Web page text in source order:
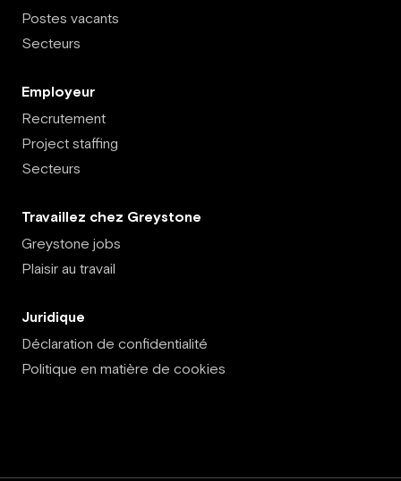
Postes vacants
Secteurs
Employeur
Recrutement
Project staffing
Secteurs
Travaillez chez Greystone
Greystone jobs
Plaisir au travail
Juridique
Déclaration de confidentialité
Politique en matière de cookies